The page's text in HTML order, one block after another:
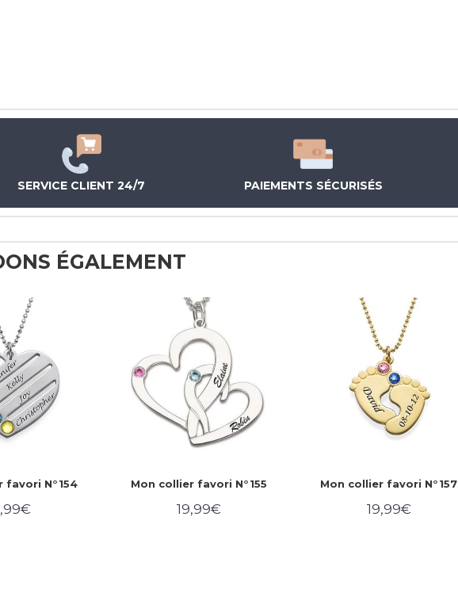
SERVICE CLIENT 24/7 PAIEMENTS SÉCURISÉS
ÉGALEMENT
favori N°154 Mon collier favori N°155
Prix
19,99€
Mon collier favori N°157
Prix
19,99€